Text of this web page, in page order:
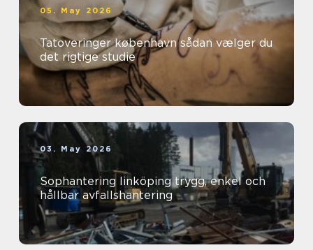
05. May 2026
Tatoveringer københavn sådan vælger du
det rigtige studie
03. May 2026
Sophantering linköping trygg, enkel och
hållbar avfallshantering